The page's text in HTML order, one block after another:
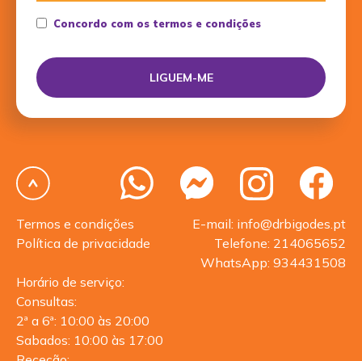
Concordo com os termos e condições
Termos e condições
Política de privacidade
E-mail: info@drbigodes.pt
Telefone: 214065652
WhatsApp: 934431508
Horário de serviço:
Consultas:
2ª a 6ª: 10:00 às 20:00
Sabados: 10:00 às 17:00